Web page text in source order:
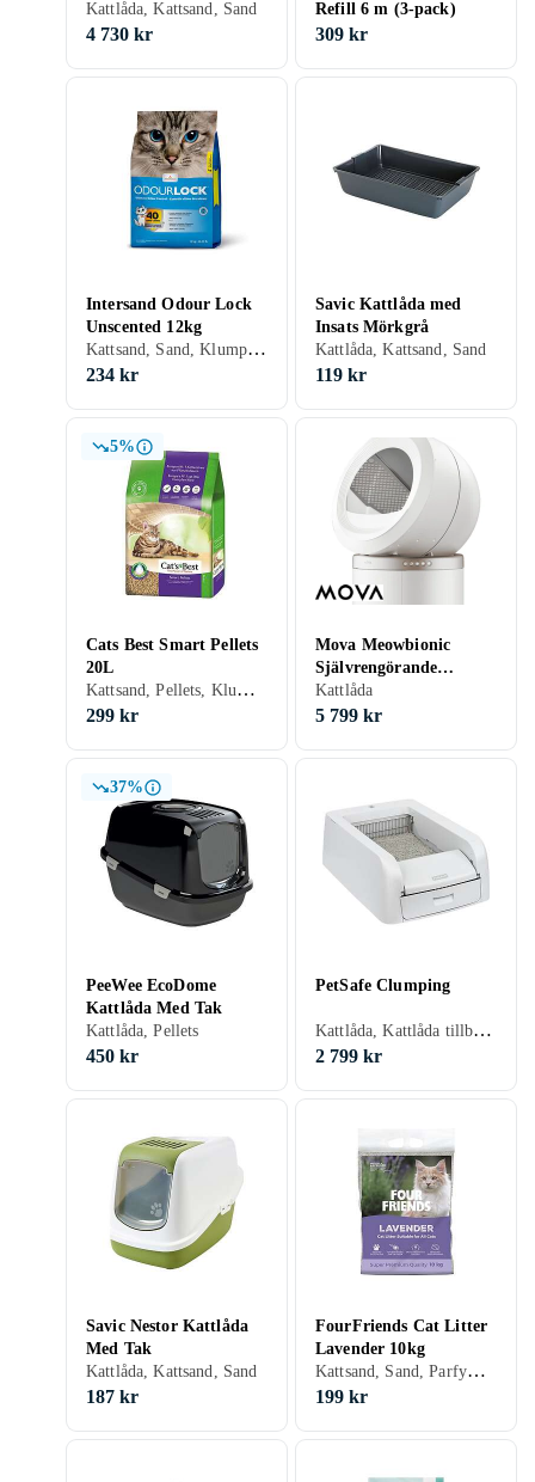
Kattlåda, Kattsand, Sand
4 730 kr
Refill 6 m (3-pack)
309 kr
Intersand Odour Lock
Unscented 12kg
Kattsand, Sand, Klumpbildande, Oparfymerad
234 kr
Savic Kattlåda med
Insats Mörkgrå
Kattlåda, Kattsand, Sand
119 kr
5%
Cats Best Smart Pellets
20L
Kattsand, Pellets, Klumpbildande, Oparfymerad, 20 liter
299 kr
Mova Meowbionic
Självrengörande
kattlåda
Kattlåda
5 799 kr
37%
PeeWee EcoDome
Kattlåda Med Tak
Kattlåda, Pellets
450 kr
PetSafe Clumping
Kattlåda, Kattlåda tillbehör, Klumpbildande
2 799 kr
Savic Nestor Kattlåda
Med Tak
Kattlåda, Kattsand, Sand
187 kr
FourFriends Cat Litter
Lavender 10kg
Kattsand, Sand, Parfymerad
199 kr